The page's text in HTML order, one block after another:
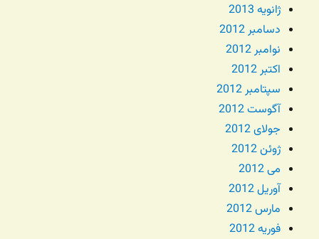
ژانویه 2013
دسامبر 2012
نوامبر 2012
اکتبر 2012
سپتامبر 2012
آگوست 2012
جولای 2012
ژوئن 2012
می 2012
آوریل 2012
مارس 2012
فوریه 2012